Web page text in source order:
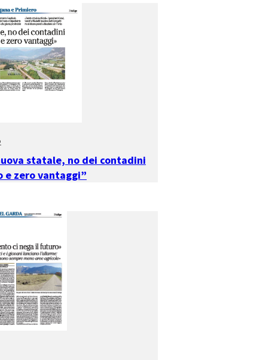
statale, no dei contadini
e zero vantaggi”